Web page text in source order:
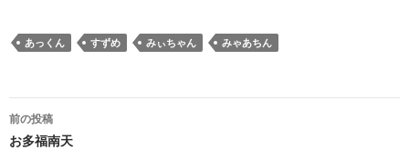
あっくん すずめ みぃちゃん みゃあちん
投
稿
前の投稿
お多福南天